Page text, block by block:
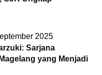
2025
Sarjana
yang Menjadi